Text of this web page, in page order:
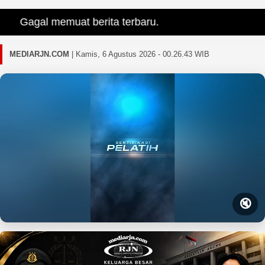
Gagal memuat berita terbaru.
MEDIARJN.COM Kamis, 6 Agustus 2026 - 00.26.44 WIB
🔇